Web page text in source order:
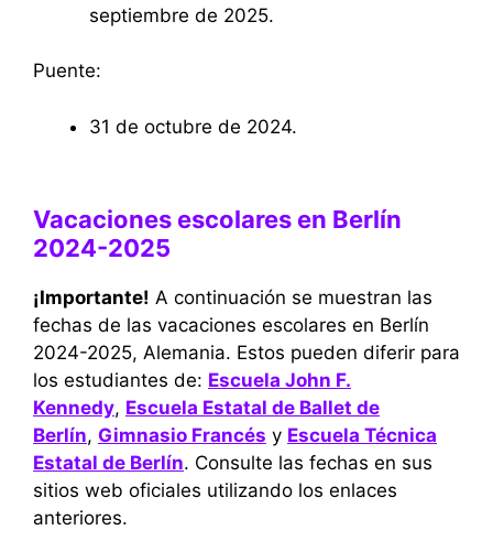
septiembre de 2025.
Puente:
31 de octubre de 2024.
Vacaciones escolares en Berlín
2024-2025
¡Importante! A continuación se muestran las
fechas de las vacaciones escolares en Berlín
2024-2025, Alemania. Estos pueden diferir para
los estudiantes de: Escuela John F.
Kennedy, Escuela Estatal de Ballet de
Berlín, Gimnasio Francés y Escuela Técnica
Estatal de Berlín. Consulte las fechas en sus
sitios web oficiales utilizando los enlaces
anteriores.